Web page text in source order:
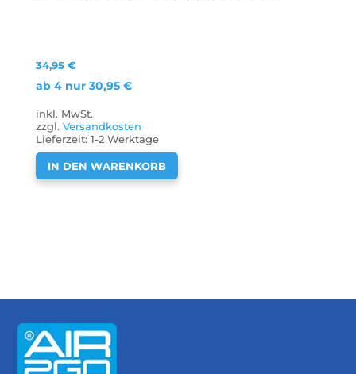
34,95€
ab 4 nur30,95€
inkl. MwSt.
zzgl.Versandkosten
Lieferzeit:1-2 Werktage
IN DEN WARENKORB